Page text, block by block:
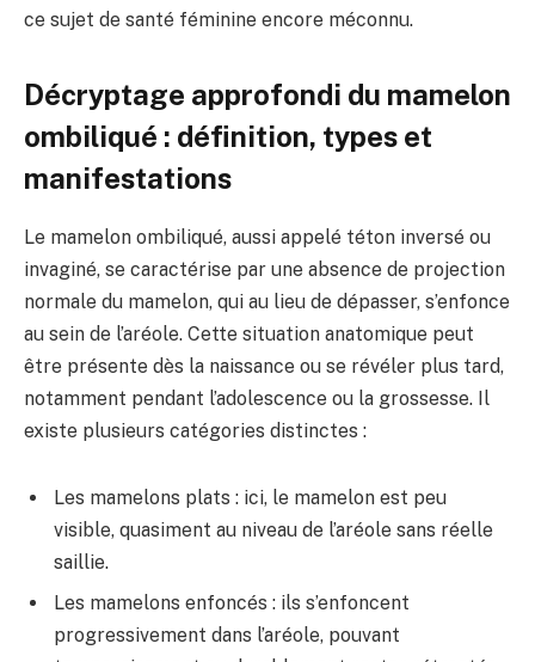
ce sujet de santé féminine encore méconnu.
Décryptage approfondi du mamelon
ombiliqué : définition, types et
manifestations
Le mamelon ombiliqué, aussi appelé téton inversé ou
invaginé, se caractérise par une absence de projection
normale du mamelon, qui au lieu de dépasser, s’enfonce
au sein de l’aréole. Cette situation anatomique peut
être présente dès la naissance ou se révéler plus tard,
notamment pendant l’adolescence ou la grossesse. Il
existe plusieurs catégories distinctes :
Les mamelons plats : ici, le mamelon est peu
visible, quasiment au niveau de l’aréole sans réelle
saillie.
Les mamelons enfoncés : ils s’enfoncent
progressivement dans l’aréole, pouvant